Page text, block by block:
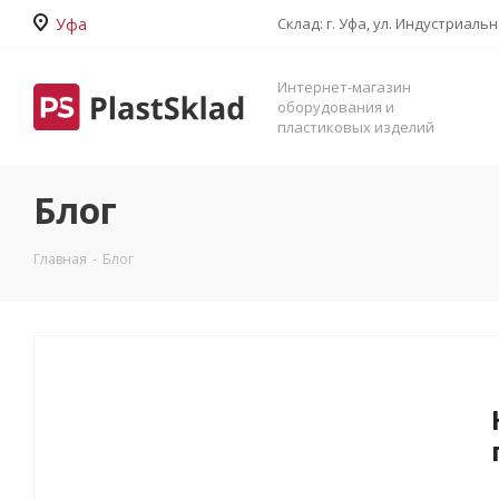
Уфа Склад: г. Уфа, ул.
Интернет-магазин
оборудования и
пластиковых изделий
Блог
Главная - Блог